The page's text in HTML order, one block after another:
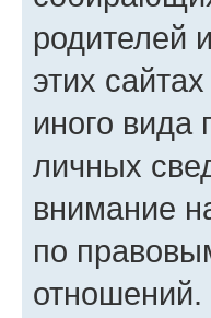
родителей
этих
иного вида
личных
внимание
по
отношений.